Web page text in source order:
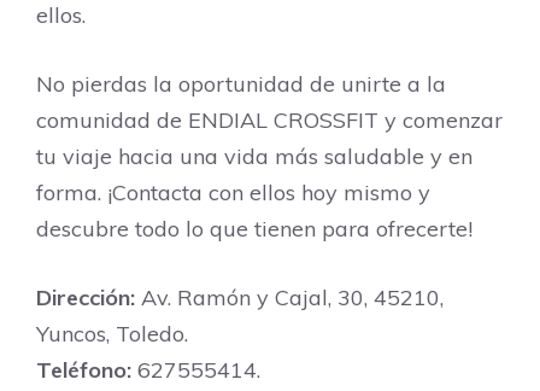
ellos.
No pierdas la oportunidad de unirte a la
comunidad de ENDIAL CROSSFIT y comenzar
tu viaje hacia una vida más saludable y en
forma. ¡Contacta con ellos hoy mismo y
descubre todo lo que tienen para ofrecerte!
Dirección: Av. Ramón y Cajal, 30, 45210,
Yuncos, Toledo.
Teléfono: 627555414.